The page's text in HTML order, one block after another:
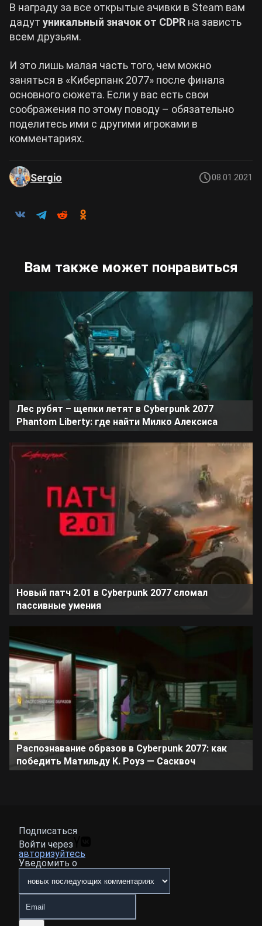
В награду за все открытые ачивки в Steam вам
дадут уникальный значок от CDPR на зависть
всем друзьям.
И это лишь малая часть того, чем можно
заняться в «Киберпанк 2077» после финала
основного сюжета. Если у вас есть свои
соображения по этому поводу – обязательно
поделитесь ими с другими игроками в
комментариях.
Sergio 08.01.2021
Вам также может понравиться
Лес рубят – щепки летят в Cyberpunk 2077
Phantom Liberty: где найти Милко Алексиса
Новый патч 2.01 в Cyberpunk 2077 сломал
пассивные умения
Распознавание образов в Cyberpunk 2077: как
победить Матильду К. Роуз — Сасквоч
Подписаться
Войти через
авторизуйтесь
Уведомить о